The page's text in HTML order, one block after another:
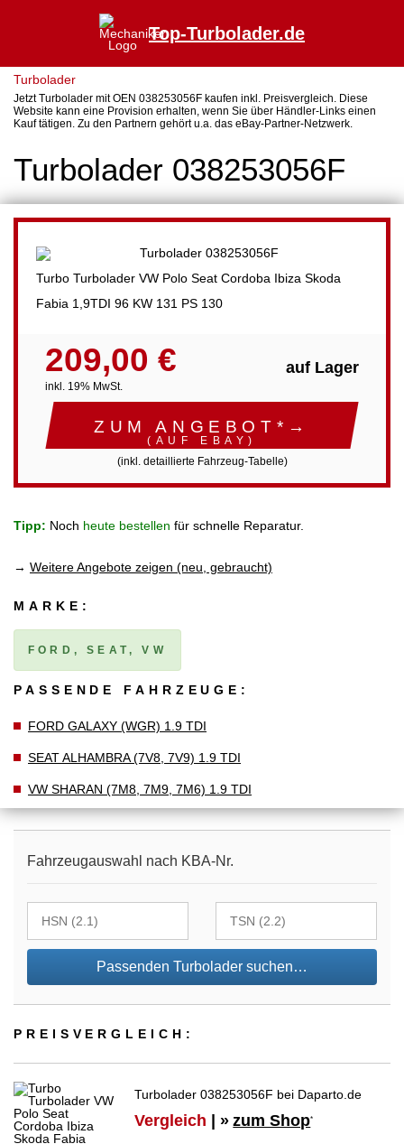
Top-Turbolader.de
Turbolader
Jetzt Turbolader mit OEN 038253056F kaufen inkl. Preisvergleich. Diese
Website kann eine Provision erhalten, wenn Sie über Händler-Links einen
Kauf tätigen. Zu den Partnern gehört u.a. das eBay-Partner-Netzwerk.
Turbolader 038253056F
Turbo Turbolader VW Polo Seat Cordoba Ibiza Skoda
Fabia 1,9TDI 96 KW 131 PS 130
209,00 €
inkl. 19% MwSt.
auf Lager
ZUM ANGEBOT*→
(AUF EBAY)
(inkl. detaillierte Fahrzeug-Tabelle)
Tipp: Noch heute bestellen für schnelle Reparatur.
→ Weitere Angebote zeigen (neu, gebraucht)
MARKE:
FORD, SEAT, VW
PASSENDE FAHRZEUGE:
FORD GALAXY (WGR) 1.9 TDI
SEAT ALHAMBRA (7V8, 7V9) 1.9 TDI
VW SHARAN (7M8, 7M9, 7M6) 1.9 TDI
Fahrzeugauswahl nach KBA-Nr.
Passenden Turbolader suchen…
PREIS­VER­GLEICH:
Turbolader 038253056F bei Daparto.de
Vergleich | » zum Shop*